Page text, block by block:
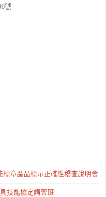
號
標章產品標示正確性稽查說明會
技能檢定講習班